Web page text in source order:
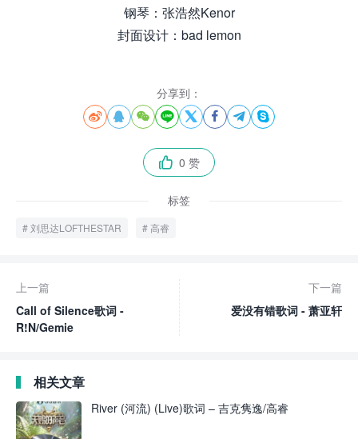
钢琴：张浩然Kenor
封面设计：bad lemon
分享到：
       
 0 赞
标签
刘思达LOFTHESTAR 高睿
上一篇
Call of Silence歌词 -
R!N/Gemie
下一篇
爱没有错歌词 - 萧亚轩
相关文章
River (河流) (Live)歌词 – 吉克隽逸/高睿